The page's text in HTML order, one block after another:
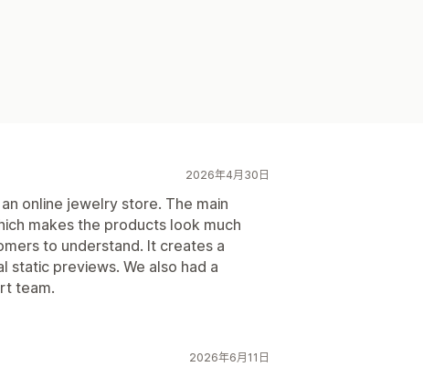
2026年4月30日
online jewelry store. The main
makes the products look much
to understand. It creates a
previews. We also had a
team.
2026年6月11日